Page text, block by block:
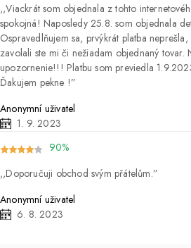
Viackrát som objednala z tohto
spokojná! Naposledy 25.8. som objednala
Ospravedlňujem sa, prvýkrát platba
zavolali ste mi či nežiadam objednaný tovar.
upozornenie!!! Platbu som previedla
Ďakujem pekne !
Anonymní uživatel
1. 9. 2023
90%
Doporučuji obchod svým přátelům.
Anonymní uživatel
6. 8. 2023